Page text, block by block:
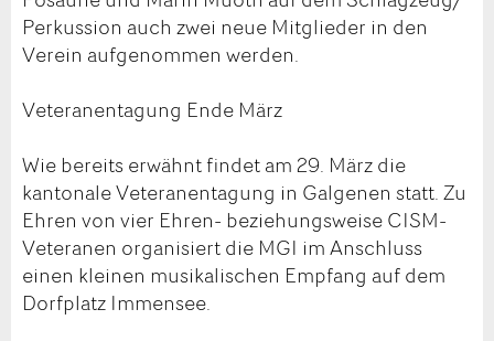
Perkussion auch zwei neue Mitglieder in den
Verein aufgenommen werden.
Veteranentagung Ende März
Wie bereits erwähnt findet am 29. März die
kantonale Veteranentagung in Galgenen statt. Zu
Ehren von vier Ehren- beziehungsweise CISM-
Veteranen organisiert die MGI im Anschluss
einen kleinen musikalischen Empfang auf dem
Dorfplatz Immensee.